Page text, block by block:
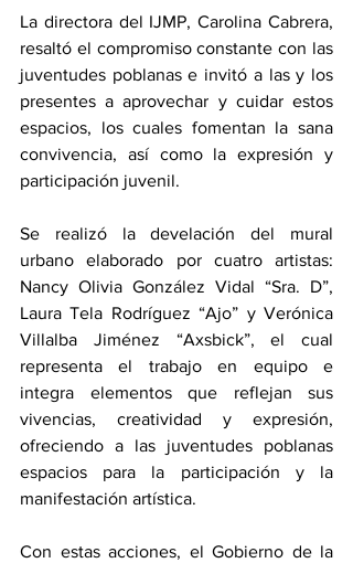
La directora del IJMP, Carolina Cabrera,
resaltó el compromiso constante con las
juventudes poblanas e invitó a las y los
presentes a aprovechar y cuidar estos
espacios, los cuales fomentan la sana
convivencia, así como la expresión y
participación juvenil.
Se realizó la develación del mural
urbano elaborado por cuatro artistas:
Nancy Olivia González Vidal “Sra. D”,
Laura Tela Rodríguez “Ajo” y Verónica
Villalba Jiménez “Axsbick”, el cual
representa el trabajo en equipo e
integra elementos que reflejan sus
vivencias, creatividad y expresión,
ofreciendo a las juventudes poblanas
espacios para la participación y la
manifestación artística.
Con estas acciones, el Gobierno de la